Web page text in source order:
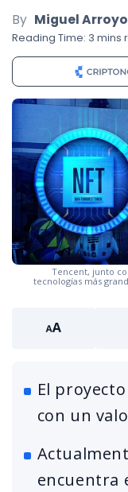
By Miguel Arroyo
Reading Time: 3 mins
Tencent, junto
tecnologías más
El
con un
encuentra